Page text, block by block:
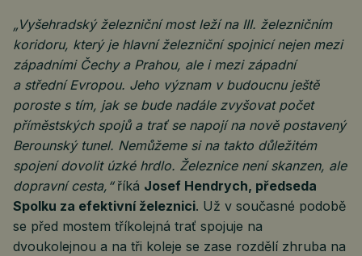
„Vyšehradský železniční most leží na III. železničním
koridoru, který je hlavní železniční spojnicí nejen mezi
západními Čechy a Prahou, ale i mezi západní
a střední Evropou. Jeho význam v budoucnu ještě
poroste s tím, jak se bude nadále zvyšovat počet
příměstských spojů a trať se napojí na nově postavený
Berounský tunel. Nemůžeme si na takto důležitém
spojení dovolit úzké hrdlo. Železnice není skanzen, ale
dopravní cesta,“ říká Josef Hendrych, předseda
Spolku za efektivní železnici. Už v současné podobě
se před mostem tříkolejná trať spojuje na
dvoukolejnou a na tři koleje se zase rozdělí zhruba na